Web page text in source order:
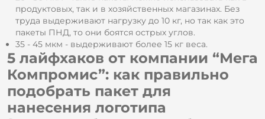
продуктовых, так и в хозяйственных магазинах. Без
труда выдерживают нагрузку до 10 кг, но так как это
пакеты ПНД, то они боятся острых углов.
35 - 45 мкм - выдерживают более 15 кг веса.
5 лайфхаков от компании “Мега
Компромис”: как правильно
подобрать пакет для
нанесения логотипа